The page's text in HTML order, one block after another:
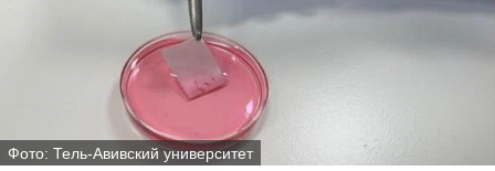
Фото: Тель-Авивский университет